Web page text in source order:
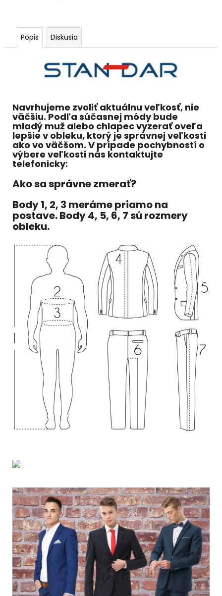
Popis Diskusia
Navrhujeme zvoliť aktuálnu veľkosť, nie
väčšiu. Podľa súčasnej módy bude
mladý muž alebo chlapec vyzerať oveľa
lepšie v obleku, ktorý je správnej veľkosti
ako vo väčšom. V prípade pochybností o
výbere veľkosti nás kontaktujte
telefonicky:
Ako sa správne zmerať?
Body 1, 2, 3 meráme priamo na
postave. Body 4, 5, 6, 7 sú rozmery
obleku.